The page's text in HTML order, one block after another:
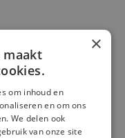
×
maakt
om inhoud en
en om ons
We delen ook
van onze site